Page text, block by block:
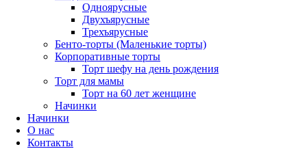
Одноярусные
Двухъярусные
Трехъярусные
Бенто-торты (Маленькие торты)
Корпоративные торты
Торт шефу на день рождения
Торт для мамы
Торт на 60 лет женщине
Начинки
Начинки
О нас
Контакты